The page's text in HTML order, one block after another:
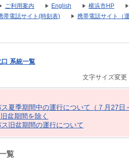
ご利用案内 English 横浜市HP
帯電話サイト(時刻表) 携帯電話サイト（
口 系統一覧
文字サイズ変更
ス夏季期間中の運行について （ ７ 月 27日
旧盆期間を除 く
ス 旧盆期間の運行について
覧